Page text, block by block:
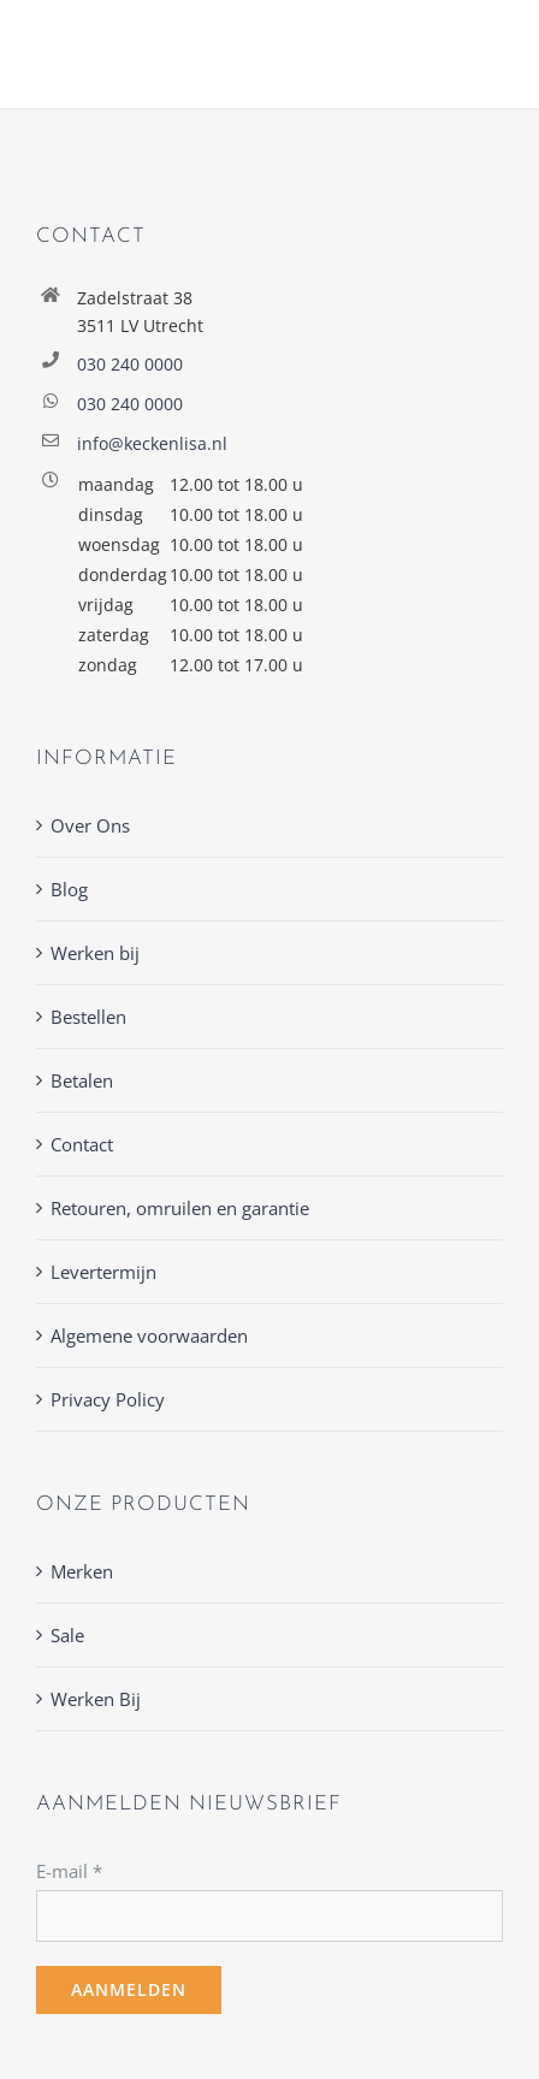
CONTACT
Zadelstraat 38
3511 LV Utrecht
030 240 0000
030 240 0000
info@keckenlisa.nl
maandag
12.00 tot 18.00 u
dinsdag
10.00 tot 18.00 u
woensdag 10.00 tot 18.00 u
donderdag10.00 tot 18.00 u
vrijdag
10.00 tot 18.00 u
zaterdag
10.00 tot 18.00 u
zondag
12.00 tot 17.00 u
INFORMATIE
Over Ons
Blog
Werken bij
Bestellen
Betalen
Contact
Retouren, omruilen en garantie
Levertermijn
Algemene voorwaarden
Privacy Policy
ONZE PRODUCTEN
Merken
Sale
Werken Bij
AANMELDEN NIEUWSBRIEF
E-mail *